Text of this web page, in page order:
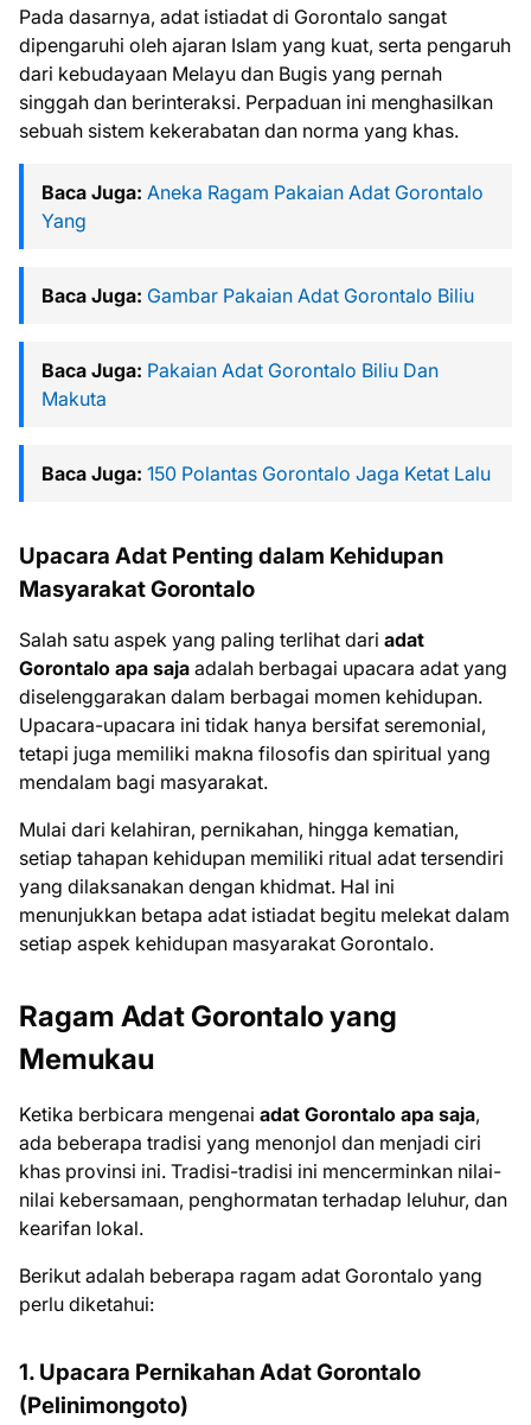
Pada dasarnya, adat istiadat di Gorontalo sangat
dipengaruhi oleh ajaran Islam yang kuat, serta pengaruh
dari kebudayaan Melayu dan Bugis yang pernah
singgah dan berinteraksi. Perpaduan ini menghasilkan
sebuah sistem kekerabatan dan norma yang khas.
Baca Juga: Aneka Ragam Pakaian Adat Gorontalo
Yang
Baca Juga: Gambar Pakaian Adat Gorontalo Biliu
Baca Juga: Pakaian Adat Gorontalo Biliu Dan
Makuta
Baca Juga: 150 Polantas Gorontalo Jaga Ketat Lalu
Upacara Adat Penting dalam Kehidupan
Masyarakat Gorontalo
Salah satu aspek yang paling terlihat dari adat
Gorontalo apa saja adalah berbagai upacara adat yang
diselenggarakan dalam berbagai momen kehidupan.
Upacara-upacara ini tidak hanya bersifat seremonial,
tetapi juga memiliki makna filosofis dan spiritual yang
mendalam bagi masyarakat.
Mulai dari kelahiran, pernikahan, hingga kematian,
setiap tahapan kehidupan memiliki ritual adat tersendiri
yang dilaksanakan dengan khidmat. Hal ini
menunjukkan betapa adat istiadat begitu melekat dalam
setiap aspek kehidupan masyarakat Gorontalo.
Ragam Adat Gorontalo yang
Memukau
Ketika berbicara mengenai adat Gorontalo apa saja,
ada beberapa tradisi yang menonjol dan menjadi ciri
khas provinsi ini. Tradisi-tradisi ini mencerminkan nilai-
nilai kebersamaan, penghormatan terhadap leluhur, dan
kearifan lokal.
Berikut adalah beberapa ragam adat Gorontalo yang
perlu diketahui:
1. Upacara Pernikahan Adat Gorontalo
(Pelinimongoto)